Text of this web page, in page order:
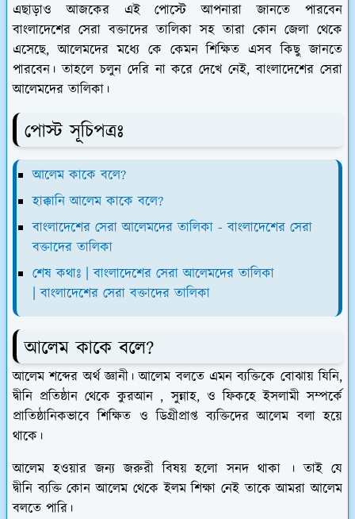
এছাড়াও আজকের এই পোস্টে আপনারা জানতে পারবেন
বাংলাদেশের সেরা বক্তাদের তালিকা সহ তারা কোন জেলা থেকে
এসেছে, আলেমদের মধ্যে কে কেমন শিক্ষিত এসব কিছু জানতে
পারবেন। তাহলে চলুন দেরি না করে দেখে নেই, বাংলাদেশের সেরা
আলেমদের তালিকা।
পোস্ট সূচিপত্রঃ
আলেম কাকে বলে?
হাক্কানি আলেম কাকে বলে?
বাংলাদেশের সেরা আলেমদের তালিকা - বাংলাদেশের সেরা
বক্তাদের তালিকা
শেষ কথাঃ | বাংলাদেশের সেরা আলেমদের তালিকা
| বাংলাদেশের সেরা বক্তাদের তালিকা
আলেম কাকে বলে?
আলেম শব্দের অর্থ জ্ঞানী। আলেম বলতে এমন ব্যক্তিকে বোঝায় যিনি,
দ্বীনি প্রতিষ্ঠান থেকে কুরআন , সুন্নাহ, ও ফিকহে ইসলামী সম্পর্কে
প্রাতিষ্ঠানিকভাবে শিক্ষিত ও ডিগ্রীপ্রাপ্ত ব্যক্তিদের আলেম বলা হয়ে
থাকে।
আলেম হওয়ার জন্য জরুরী বিষয় হলো সনদ থাকা । তাই যে
দ্বীনি ব্যক্তি কোন আলেম থেকে ইলম শিক্ষা নেই তাকে আমরা আলেম
বলতে পারি।